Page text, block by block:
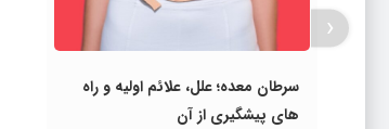
سرطان معده؛ علل، علائم اولیه و راه‌
های پیشگیری از آن
‹